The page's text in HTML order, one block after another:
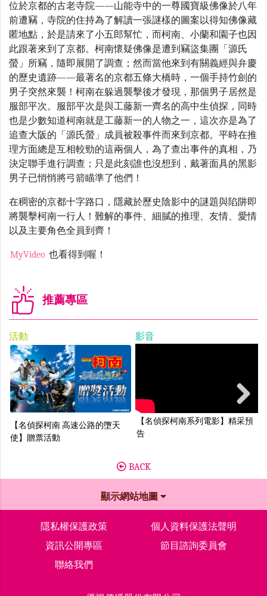
位於京都的古老寺院——山能寺中的一尊國寶級佛像於八年
前遭竊，寺院的住持為了解讀一張謎樣的圖案以得知佛像藏
匿地點，於是請來了小五郎幫忙，而柯南、小蘭和園子也因
此跟著來到了京都。柯南懷疑佛像是遭到竊盜集團「源氏
螢」所竊，隨即展開了調查；然而當他來到有關義經與弁慶
的歷史遺跡——最著名的京都五條大橋時，一個手持竹劍的
男子突然來襲！柯南在躲過襲擊後才發現，那個男子居然是
服部平次。服部平次是與工藤新一齊名的高中生偵探，同時
也是少數知道柯南就是工藤新一的人物之一，這次亦是為了
追查大阪的「源氏螢」成員被殺事件而來到京都。平時在推
理方面總是互相較勁的這兩個人，為了查出事件的真相，乃
決定聯手進行調查；只是此刻誰也沒想到，戴著面具的黑影
男子已悄悄將弓箭瞄準了他們！
在稠密的京都十字路口，隱藏於歷史陰影中的謎題與陷阱即
將襲擊柯南一行人！難解的事件、細膩的推理、友情、愛情
以及主要角色全員到齊！
MyVideo 也看得到喔！
推薦專區
活動
【名偵探柯南 高速公路的墮天
使】贈票活動
影音
【名偵探柯南系列電影】精采預
告
Next
BACK
顯示網站地圖
隱私權保護政策
個人資料保護法聲明
資訊公開專區
節目諮詢委員會
聯絡我們